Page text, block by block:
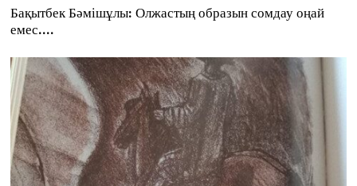
Бақытбек Бәмішұлы: Олжастың образын сомдау оңай
емес….